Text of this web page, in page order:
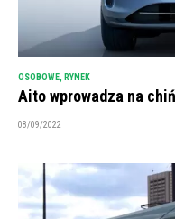
OSOBOWE, RYNEK
Aito wprowadza na
08/09/2022